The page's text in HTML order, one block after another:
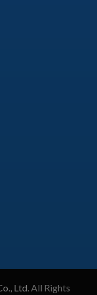
Ltd. All Rights